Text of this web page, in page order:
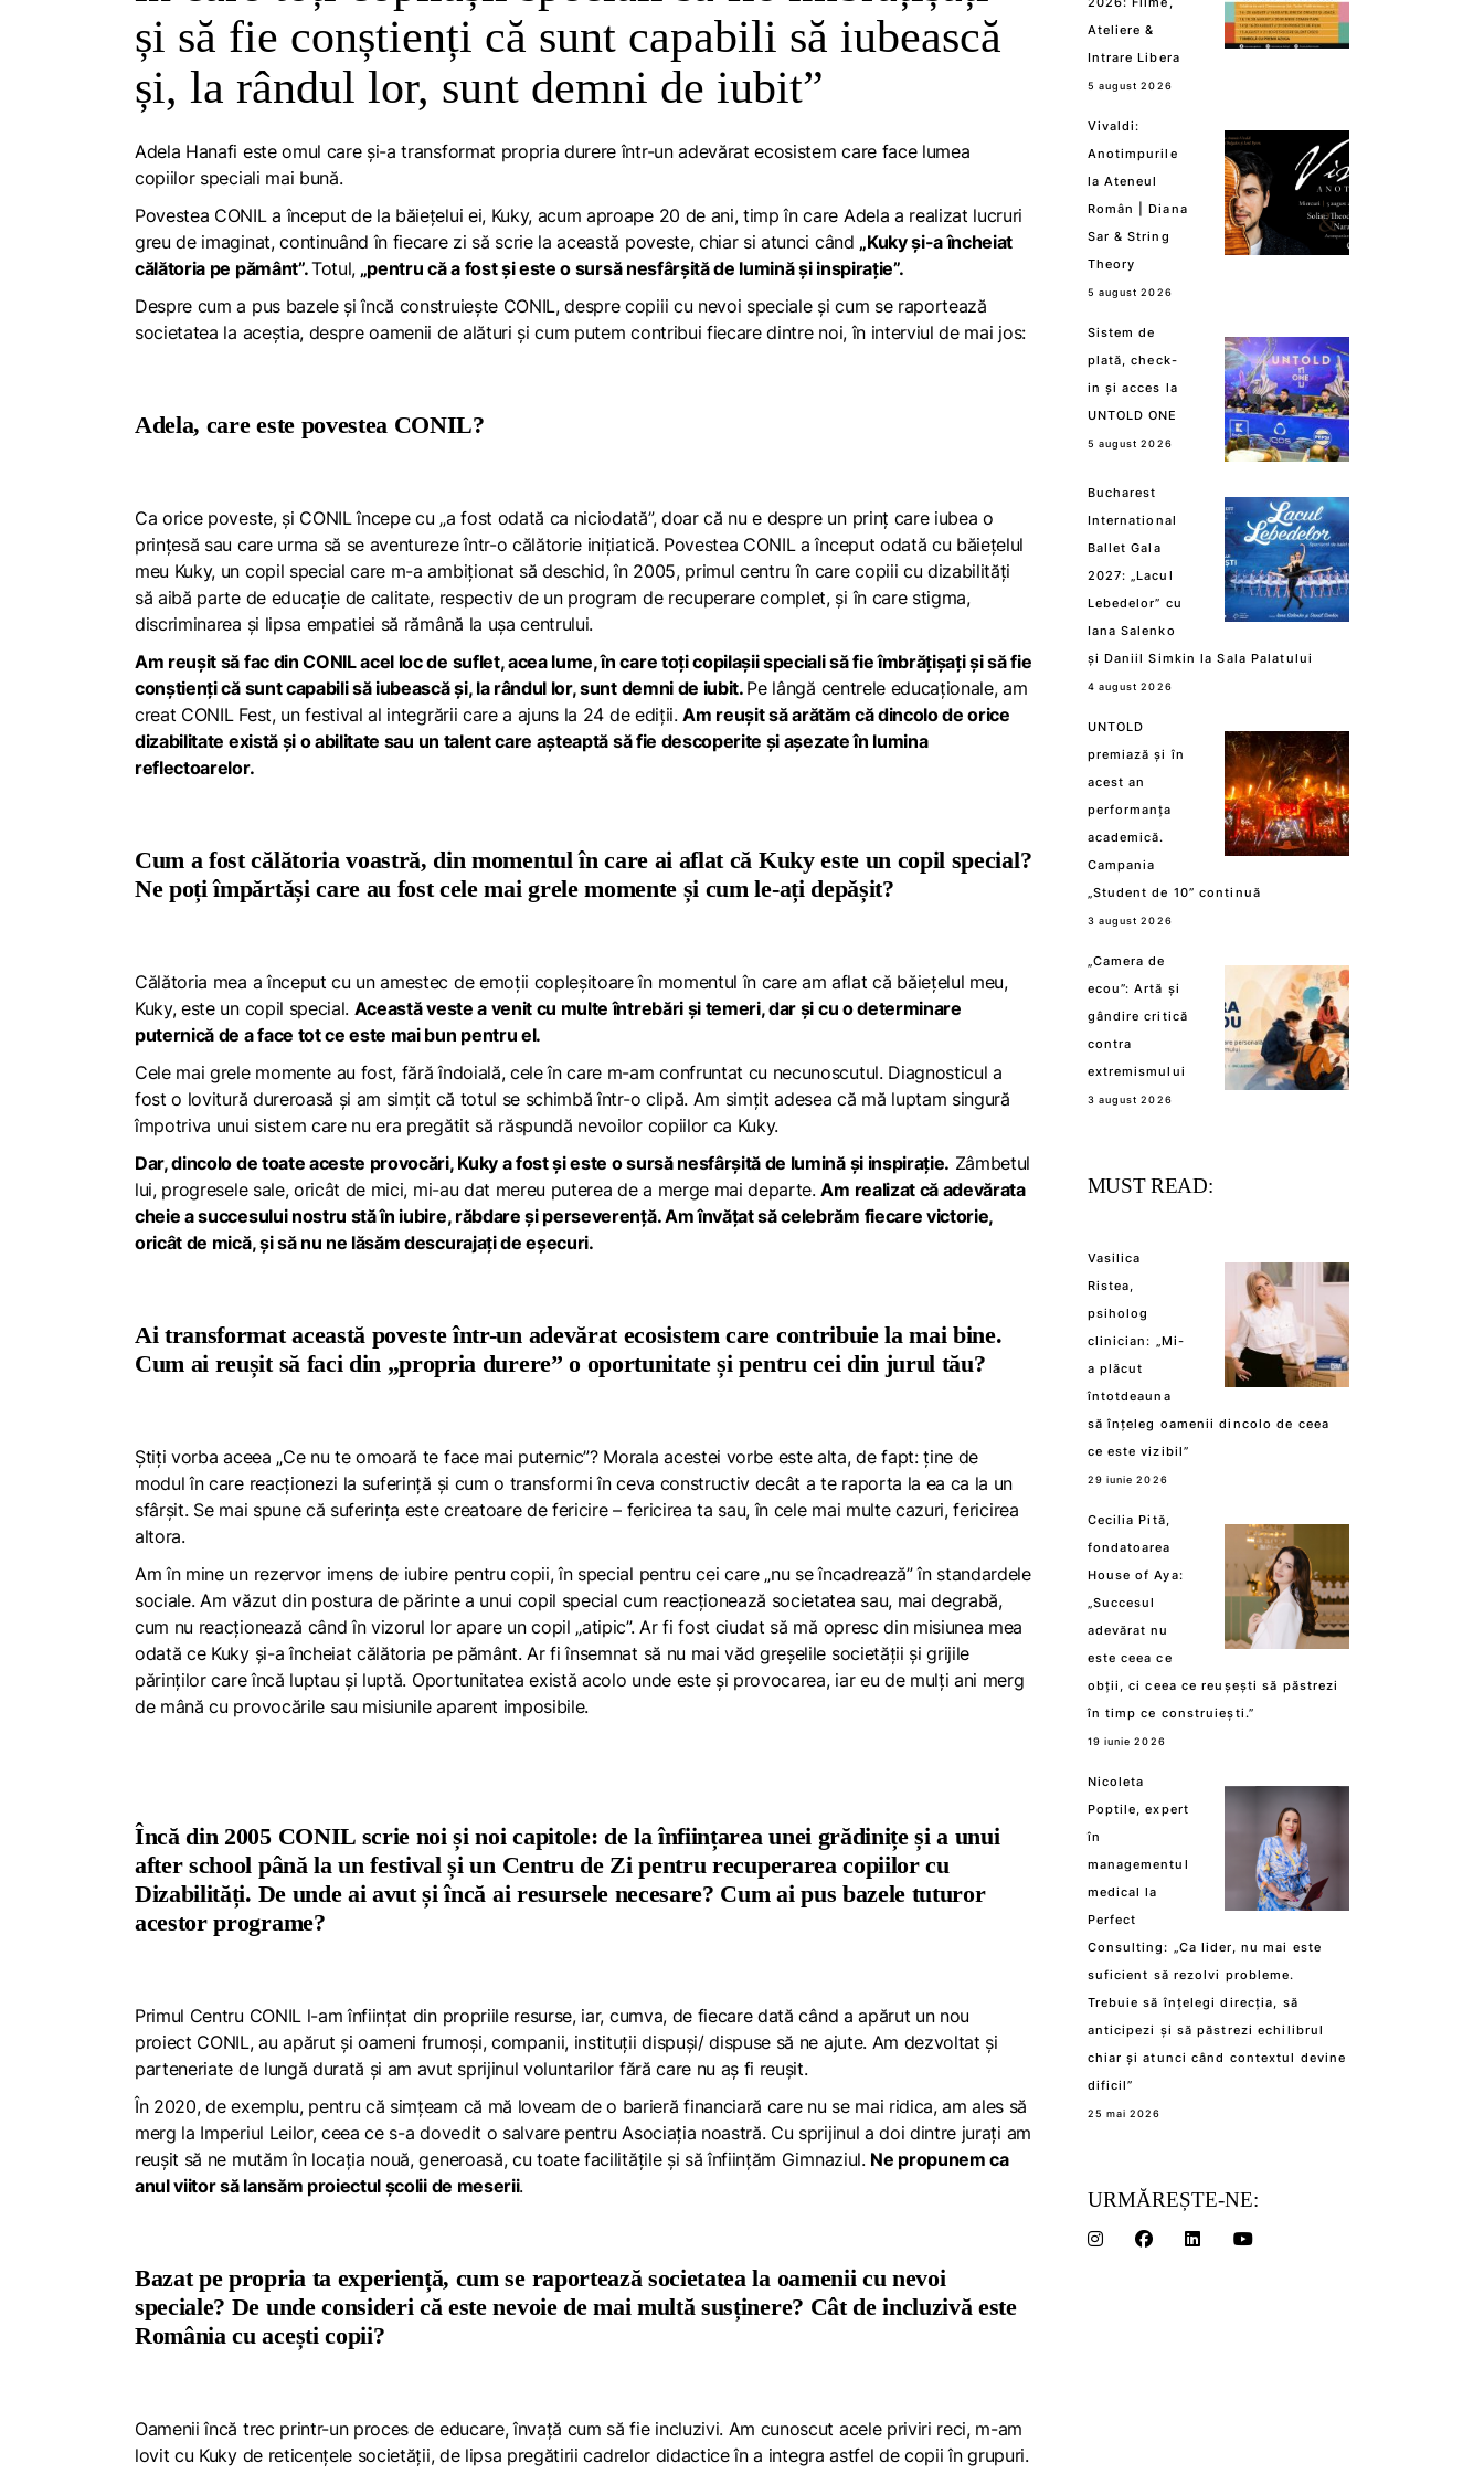
și să fie conștienți că sunt capabili să iubească
și, la rândul lor, sunt demni de iubit”
Adela Hanafi este omul care și-a transformat propria durere într-un adevărat ecosistem care face lumea
copiilor speciali mai bună.
Povestea CONIL a început de la băiețelui ei, Kuky, acum aproape 20 de ani, timp în care Adela a realizat lucruri
greu de imaginat, continuând în fiecare zi să scrie la această poveste, chiar si atunci când „Kuky și-a încheiat
călătoria pe pământ”.Totul, „pentru că a fost și este o sursă nesfârșită de lumină și inspirație”.
Despre cum a pus bazele și încă construiește CONIL, despre copiii cu nevoi speciale și cum se raportează
societatea la aceștia, despre oamenii de alături și cum putem contribui fiecare dintre noi, în interviul de mai jos:
Adela, care este povestea CONIL?
Ca orice poveste, și CONIL începe cu „a fost odată ca niciodată”, doar că nu e despre un prinț care iubea o
prințesă sau care urma să se aventureze într-o călătorie inițiatică. Povestea CONIL a început odată cu băiețelul
meu Kuky, un copil special care m-a ambiționat să deschid, în 2005, primul centru în care copiii cu dizabilități
să aibă parte de educație de calitate, respectiv de un program de recuperare complet, și în care stigma,
discriminarea și lipsa empatiei să rămână la ușa centrului.
Am reușit să fac din CONIL acel loc de suflet, acea lume, în care toți copilașii speciali să fie îmbrățișați și să fie
conștienți că sunt capabili să iubească și, la rândul lor, sunt demni de iubit. Pe lângă centrele educaționale, am
creat CONIL Fest, un festival al integrării care a ajuns la 24 de ediții.Am reușit să arătăm că dincolo de orice
dizabilitate există și o abilitate sau un talent care așteaptă să fie descoperite și așezate în lumina
reflectoarelor.
Cum a fost călătoria voastră, din momentul în care ai aflat că Kuky este un copil special?
Ne poți împărtăși care au fost cele mai grele momente și cum le-ați depășit?
Călătoria mea a început cu un amestec de emoții copleșitoare în momentul în care am aflat că băiețelul meu,
Kuky, este un copil special. Această veste a venit cu multe întrebări și temeri, dar și cu o determinare
puternică de a face tot ce este mai bun pentru el.
Cele mai grele momente au fost, fără îndoială, cele în care m-am confruntat cu necunoscutul. Diagnosticul a
fost o lovitură dureroasă și am simțit că totul se schimbă într-o clipă. Am simțit adesea că mă luptam singură
împotriva unui sistem care nu era pregătit să răspundă nevoilor copiilor ca Kuky.
Dar, dincolo de toate aceste provocări, Kuky a fost și este o sursă nesfârșită de lumină și inspirație. Zâmbetul
lui, progresele sale, oricât de mici, mi-au dat mereu puterea de a merge mai departe.Am realizat că adevărata
cheie a succesului nostru stă în iubire, răbdare și perseverență. Am învățat să celebrăm fiecare victorie,
oricât de mică, și să nu ne lăsăm descurajați de eșecuri.
Ai transformat această poveste într-un adevărat ecosistem care contribuie la mai bine.
Cum ai reușit să faci din „propria durere” o oportunitate și pentru cei din jurul tău?
Știți vorba aceea „Ce nu te omoară te face mai puternic”? Morala acestei vorbe este alta, de fapt: ține de
modul în care reacționezi la suferință și cum o transformi în ceva constructiv decât a te raporta la ea ca la un
sfârșit. Se mai spune că suferința este creatoare de fericire – fericirea ta sau, în cele mai multe cazuri, fericirea
altora.
Am în mine un rezervor imens de iubire pentru copii, în special pentru cei care „nu se încadrează” în standardele
sociale. Am văzut din postura de părinte a unui copil special cum reacționează societatea sau, mai degrabă,
cum nu reacționează când în vizorul lor apare un copil „atipic”. Ar fi fost ciudat să mă opresc din misiunea mea
odată ce Kuky și-a încheiat călătoria pe pământ. Ar fi însemnat să nu mai văd greșelile societății și grijile
părinților care încă luptau și luptă. Oportunitatea există acolo unde este și provocarea, iar eu de mulți ani merg
de mână cu provocările sau misiunile aparent imposibile.
Încă din 2005 CONIL scrie noi și noi capitole: de la înființarea unei grădinițe și a unui
after school până la un festival și un Centru de Zi pentru recuperarea copiilor cu
Dizabilități. De unde ai avut și încă ai resursele necesare? Cum ai pus bazele tuturor
acestor programe?
Primul Centru CONIL l-am înființat din propriile resurse, iar, cumva, de fiecare dată când a apărut un nou
proiect CONIL, au apărut și oameni frumoși, companii, instituții dispuși/ dispuse să ne ajute. Am dezvoltat și
parteneriate de lungă durată și am avut sprijinul voluntarilor fără care nu aș fi reușit.
În 2020, de exemplu, pentru că simțeam că mă loveam de o barieră financiară care nu se mai ridica, am ales să
merg la Imperiul Leilor, ceea ce s-a dovedit o salvare pentru Asociația noastră. Cu sprijinul a doi dintre jurați am
reușit să ne mutăm în locația nouă, generoasă, cu toate facilitățile și să înființăm Gimnaziul. Ne propunem ca
anul viitor să lansăm proiectul școlii de meserii.
Bazat pe propria ta experiență, cum se raportează societatea la oamenii cu nevoi
speciale? De unde consideri că este nevoie de mai multă susținere? Cât de incluzivă este
România cu acești copii?
Oamenii încă trec printr-un proces de educare, învață cum să fie incluzivi. Am cunoscut acele priviri reci, m-am
lovit cu Kuky de reticențele societății, de lipsa pregătirii cadrelor didactice în a integra astfel de copii în grupuri.
Ateliere &
Intrare Libera
5 august 2026
Vivaldi:
Anotimpurile
la Ateneul
Român | Diana
Sar & String
Theory
5 august 2026
Sistem de
plată, check-
in și acces la
UNTOLD ONE
5 august 2026
Bucharest
International
Ballet Gala
2027: „Lacul
Lebedelor” cu
Iana Salenko
și Daniil Simkin la Sala Palatului
4 august 2026
UNTOLD
premiază și în
acest an
performanța
academică.
Campania
„Student de 10” continuă
3 august 2026
„Camera de
ecou”: Artă și
gândire critică
contra
extremismului
3 august 2026
MUST READ:
Vasilica
Ristea,
psiholog
clinician: „Mi-
a plăcut
întotdeauna
să înțeleg oamenii dincolo de ceea
ce este vizibil”
29 iunie 2026
Cecilia Pită,
fondatoarea
House of Aya:
„Succesul
adevărat nu
este ceea ce
obții, ci ceea ce reușești să păstrezi
în timp ce construiești.”
19 iunie 2026
Nicoleta
Poptile, expert
în
managementul
medical la
Perfect
Consulting: „Ca lider, nu mai este
suficient să rezolvi probleme.
Trebuie să înțelegi direcția, să
anticipezi și să păstrezi echilibrul
chiar și atunci când contextul devine
dificil”
25 mai 2026
URMĂREȘTE-NE: